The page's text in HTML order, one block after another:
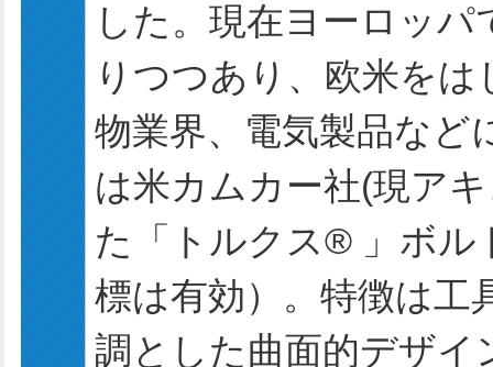
した。現在ヨーロッ
りつつあり、欧米を
物業界、電気製品など
は米カムカー社(現ア
た「トルクス® 」ボル
標は有効）。特徴は工
調とした曲面的デザイ